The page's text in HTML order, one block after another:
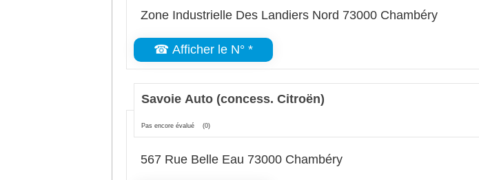
Zone Industrielle Des Landiers Nord 73000 Chambéry
☎ Afficher le N° *
Savoie Auto (concess. Citroën)
Pas encore évalué (0)
567 Rue Belle Eau 73000 Chambéry